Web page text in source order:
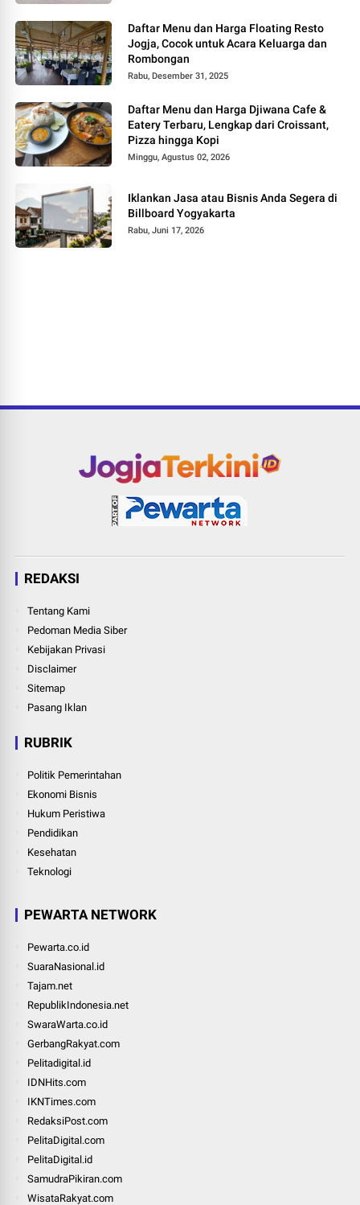
Daftar Menu dan Harga Floating Resto
Jogja, Cocok untuk Acara Keluarga dan
Rombongan
Rabu, Desember 31, 2025
Daftar Menu dan Harga Djiwana Cafe &
Eatery Terbaru, Lengkap dari Croissant,
Pizza hingga Kopi
Minggu, Agustus 02, 2026
Iklankan Jasa atau Bisnis Anda Segera di
Billboard Yogyakarta
Rabu, Juni 17, 2026
REDAKSI
Tentang Kami
Pedoman Media Siber
Kebijakan Privasi
Disclaimer
Sitemap
Pasang Iklan
RUBRIK
Politik Pemerintahan
Ekonomi Bisnis
Hukum Peristiwa
Pendidikan
Kesehatan
Teknologi
PEWARTA NETWORK
Pewarta.co.id
SuaraNasional.id
Tajam.net
RepublikIndonesia.net
SwaraWarta.co.id
GerbangRakyat.com
Pelitadigital.id
IDNHits.com
IKNTimes.com
RedaksiPost.com
PelitaDigital.com
PelitaDigital.id
SamudraPikiran.com
WisataRakyat.com